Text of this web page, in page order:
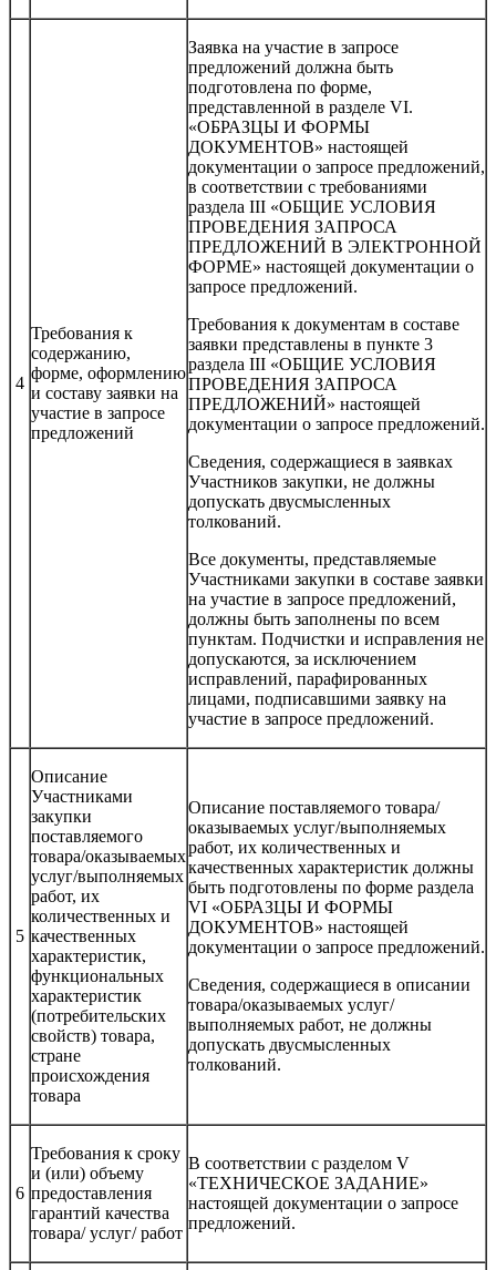
4
Требования к
содержанию,
форме, оформлению
и составу заявки на
участие в запросе
предложений
Заявка на участие в запросе
предложений должна быть
подготовлена по форме,
представленной в разделе VI.
«ОБРАЗЦЫ И ФОРМЫ
ДОКУМЕНТОВ» настоящей
документации о запросе предложений,
в соответствии с требованиями
раздела III «ОБЩИЕ УСЛОВИЯ
ПРОВЕДЕНИЯ ЗАПРОСА
ПРЕДЛОЖЕНИЙ В ЭЛЕКТРОННОЙ
ФОРМЕ» настоящей документации о
запросе предложений.
Требования к документам в составе
заявки представлены в пункте 3
раздела III «ОБЩИЕ УСЛОВИЯ
ПРОВЕДЕНИЯ ЗАПРОСА
ПРЕДЛОЖЕНИЙ» настоящей
документации о запросе предложений.
Сведения, содержащиеся в заявках
Участников закупки, не должны
допускать двусмысленных
толкований.
Все документы, представляемые
Участниками закупки в составе заявки
на участие в запросе предложений,
должны быть заполнены по всем
пунктам. Подчистки и исправления не
допускаются, за исключением
исправлений, парафированных
лицами, подписавшими заявку на
участие в запросе предложений.
5
Описание
Участниками
закупки
поставляемого
товара/оказываемых
услуг/выполняемых
работ, их
количественных и
качественных
характеристик,
функциональных
характеристик
(потребительских
свойств) товара,
стране
происхождения
товара
Описание поставляемого товара/
оказываемых услуг/выполняемых
работ, их количественных и
качественных характеристик должны
быть подготовлены по форме раздела
VI «ОБРАЗЦЫ И ФОРМЫ
ДОКУМЕНТОВ» настоящей
документации о запросе предложений.
Сведения, содержащиеся в описании
товара/оказываемых услуг/
выполняемых работ, не должны
допускать двусмысленных
толкований.
6
Требования к сроку
и (или) объему
предоставления
гарантий качества
товара/ услуг/ работ
В соответствии с разделом V
«ТЕХНИЧЕСКОЕ ЗАДАНИЕ»
настоящей документации о запросе
предложений.